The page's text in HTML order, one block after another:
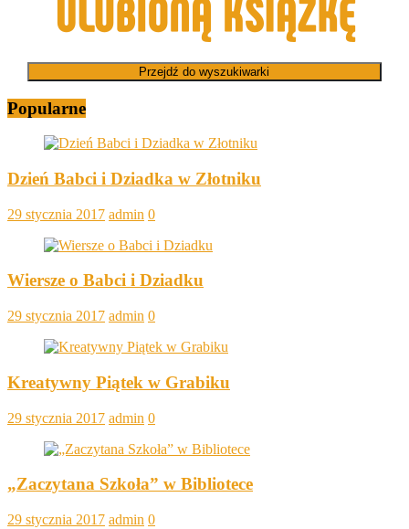
Przejdź do wyszukiwarki
Popularne
Dzień Babci i Dziadka w Złotniku
29 stycznia 2017 admin 0
Wiersze o Babci i Dziadku
29 stycznia 2017 admin 0
Kreatywny Piątek w Grabiku
29 stycznia 2017 admin 0
„Zaczytana Szkoła” w Bibliotece
29 stycznia 2017 admin 0